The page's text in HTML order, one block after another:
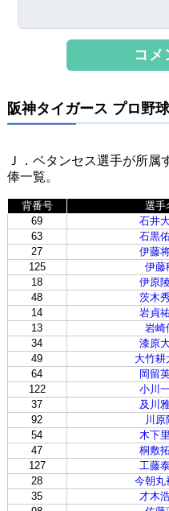
阪神タイガース プロ野
Ｊ．ベタンセス選手が所
俸一覧。
背番号 選手
69
石井
63
石黒
27
伊藤
125
伊藤
18
伊原
48
茨木
14
岩貞
13
岩崎
34
漆原
49
大竹耕
64
岡留
122
小川
37
及川
92
川原
54
木下
47
桐敷
127
工藤
28
今朝丸
35
才木